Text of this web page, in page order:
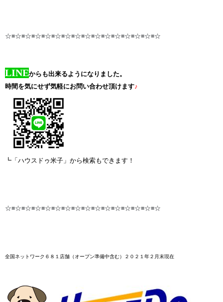
☆≡☆≡☆≡☆≡☆≡☆≡☆≡☆≡☆≡☆≡☆≡☆≡☆≡☆≡☆≡☆
LINEからも出来るようになりました。
時間を気にせず気軽にお問い合わせ頂けます♪
┗「ハウスドゥ米子」から検索もできます！
☆≡☆≡☆≡☆≡☆≡☆≡☆≡☆≡☆≡☆≡☆≡☆≡☆≡☆≡☆≡☆
全国ネットワーク６８１店舗 （オープン準備中含む）２０２１年２月末現在